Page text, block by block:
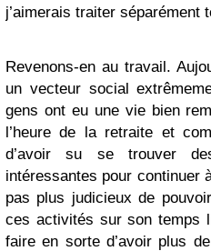
j’aimerais traiter séparément
Revenons-en au travail.
un vecteur social
gens ont eu une vie bien
l’heure de la retraite et
d’avoir su se trouver
intéressantes pour continuer
pas plus judicieux de
ces activités sur son temps
faire en sorte d’avoir plus